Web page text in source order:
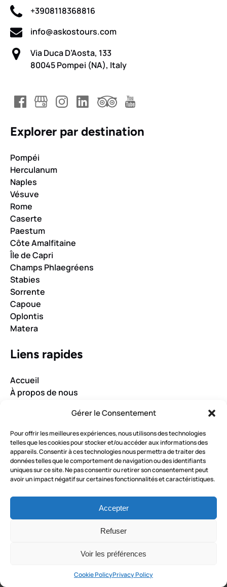
Gérer le Consentement
Pour offrir les meilleures expériences, nous utilisons des technologies
telles que les cookies pour stocker et/ou accéder aux informations des
appareils. Consentir à ces technologies nous permettra de traiter des
données telles que le comportement de navigation ou des identifiants
uniques sur ce site. Ne pas consentir ou retirer son consentement peut
avoir un impact négatif sur certaines fonctionnalités et caractéristiques.
Accepter
Refuser
Voir les préférences
Cookie PolicyPrivacy Policy
+3908118368816
info@askostours.com
Via Duca D’Aosta, 133
80045 Pompei (NA), Italy
Explorer par destination
Pompéi
Herculanum
Naples
Vésuve
Rome
Caserte
Paestum
Côte Amalfitaine
Île de Capri
Champs Phlaegréens
Stabies
Sorrente
Capoue
Oplontis
Matera
Liens rapides
Accueil
À propos de nous
Conditions générales
Contactez-nous
RÉSERVEZ MAINTENANT
AUDIOGUIDE
R
É
S
E
R
R